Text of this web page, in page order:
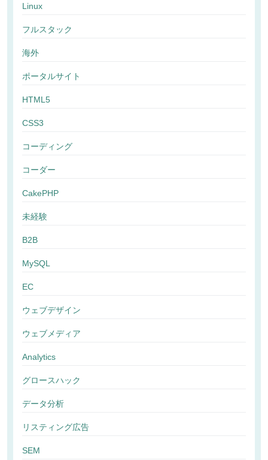
Linux
フルスタック
海外
ポータルサイト
HTML5
CSS3
コーディング
コーダー
CakePHP
未経験
B2B
MySQL
EC
ウェブデザイン
ウェブメディア
Analytics
グロースハック
データ分析
リスティング広告
SEM